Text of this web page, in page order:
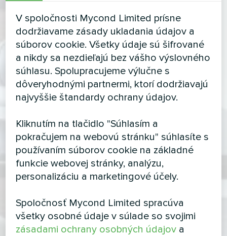
V spoločnosti Mycond Limited prísne
dodržiavame zásady ukladania údajov a
súborov cookie. Všetky údaje sú šifrované
a nikdy sa nezdieľajú bez vášho výslovného
súhlasu. Spolupracujeme výlučne s
dôveryhodnými partnermi, ktorí dodržiavajú
najvyššie štandardy ochrany údajov.
Kliknutím na tlačidlo "Súhlasím a
pokračujem na webovú stránku" súhlasíte s
používaním súborov cookie na základné
funkcie webovej stránky, analýzu,
personalizáciu a marketingové účely.
Spoločnosť Mycond Limited spracúva
všetky osobné údaje v súlade so svojimi
zásadami ochrany osobných údajov a